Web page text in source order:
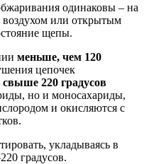
одинаковы – на
воздухом или открытым
щепы.
меньше, чем 120
цепочек
свыше 220 градусов
но и моносахариды,
и окисляются с
укладываясь в
градусов.